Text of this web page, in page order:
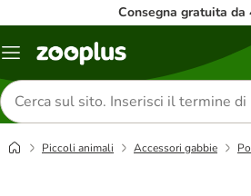
Consegna gratuita da
Overview
Cerca
prodotti
Piccoli animali Accessori gabbie